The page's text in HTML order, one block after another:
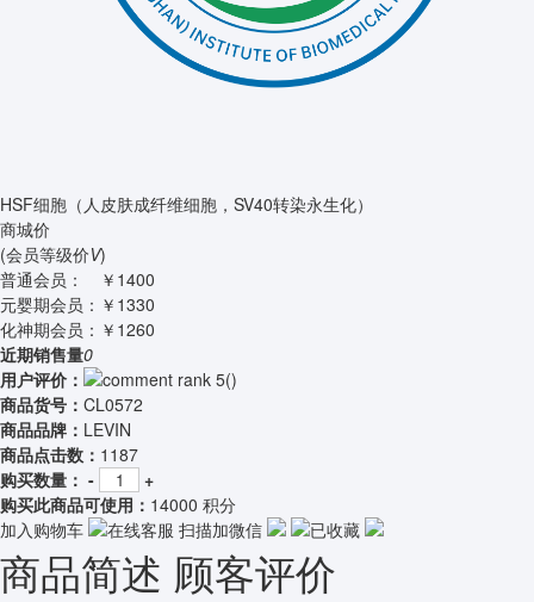
HSF细胞（人皮肤成纤维细胞，SV40转染永生化）
商城价
(会员等级价V)
普通会员：
￥1400
元婴期会员： ￥1330
化神期会员： ￥1260
近期销售量0
用户评价：
()
商品货号： CL0572
商品品牌： LEVIN
商品点击数： 1187
购买数量： -
+
购买此商品可使用： 14000 积分
加入购物车
在线客服 扫描加微信 已收藏
商品简述 顾客评价